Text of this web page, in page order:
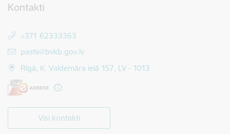
Kontakti
+371 62333363
E-pasts:
pasts@bvkb.gov.lv
Rīgā, K. Valdemāra ielā 157, LV - 1013
Visi kontakti